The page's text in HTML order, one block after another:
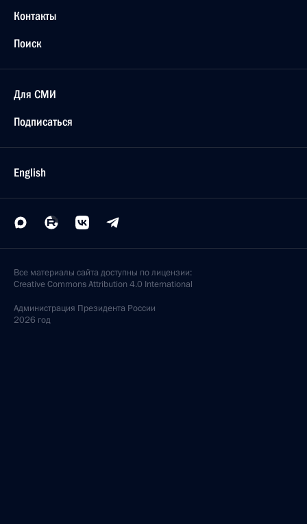
Контакты
Поиск
Для СМИ
Подписаться
English
Все материалы сайта доступны по лицензии:
Creative Commons Attribution 4.0 International
Администрация Президента России
2026 год